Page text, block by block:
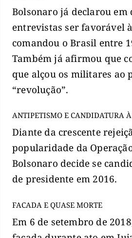
Bolsonaro já declarou em
entrevistas ser favorável
comandou o Brasil entre
Também já afirmou que
que alçou os militares ao
“revolução”.
ANTIPETISMO E CANDIDATURA
Diante da crescente
popularidade da
Bolsonaro decide se
de presidente em 2016.
FACADA E QUASE MORTE
Em 6 de setembro de